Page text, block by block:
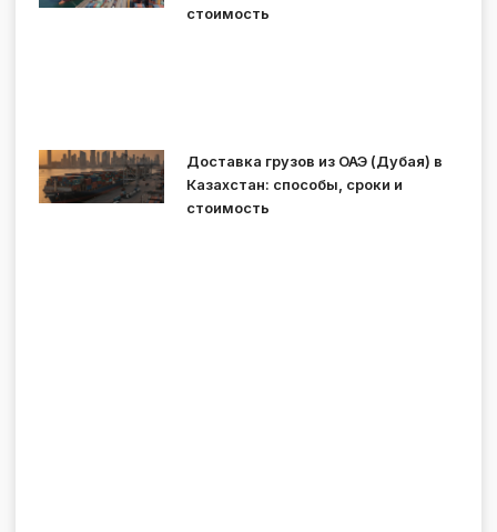
стоимость
Доставка грузов из ОАЭ (Дубая) в
Казахстан: способы, сроки и
стоимость